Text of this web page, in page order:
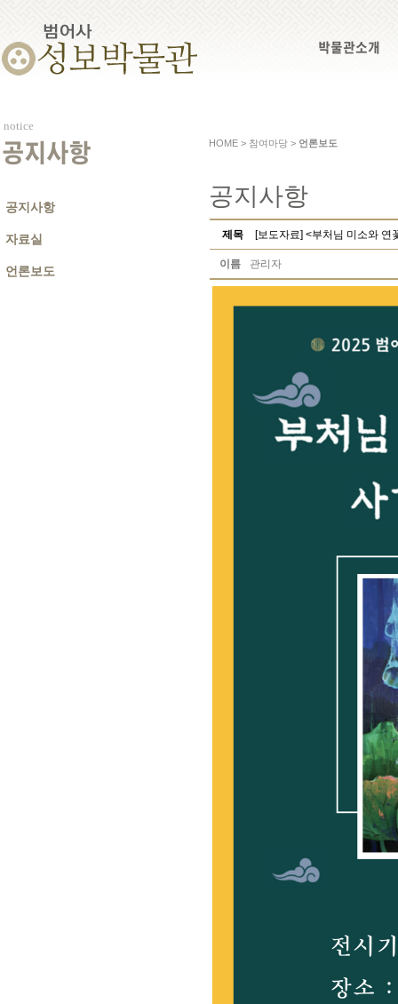
박물관소개
notice
공지사항
공지사항
자료실
언론보도
HOME > 참여마당 > 언론보도
공지사항
제목 [보도자료] <부처님 미소와 연
이름 관리자